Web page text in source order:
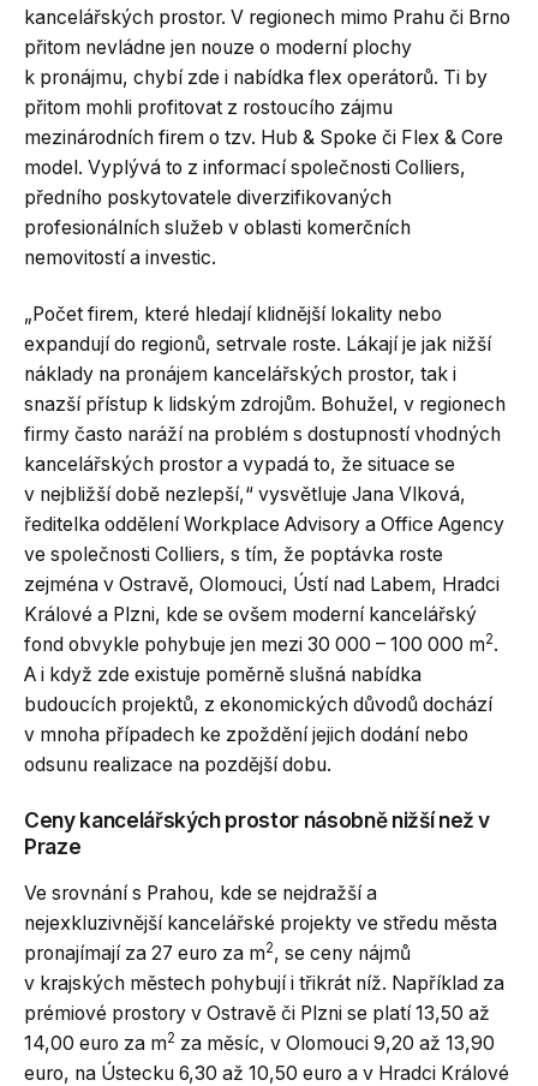
kancelářských prostor. V regionech mimo Prahu či Brno
přitom nevládne jen nouze o moderní plochy
k pronájmu, chybí zde i nabídka flex operátorů. Ti by
přitom mohli profitovat z rostoucího zájmu
mezinárodních firem o tzv. Hub & Spoke či Flex & Core
model. Vyplývá to z informací společnosti Colliers,
předního poskytovatele diverzifikovaných
profesionálních služeb v oblasti komerčních
nemovitostí a investic.
„Počet firem, které hledají klidnější lokality nebo
expandují do regionů, setrvale roste. Lákají je jak nižší
náklady na pronájem kancelářských prostor, tak i
snazší přístup k lidským zdrojům. Bohužel, v regionech
firmy často naráží na problém s dostupností vhodných
kancelářských prostor a vypadá to, že situace se
v nejbližší době nezlepší,“ vysvětluje Jana Vlková,
ředitelka oddělení Workplace Advisory a Office Agency
ve společnosti Colliers, s tím, že poptávka roste
zejména v Ostravě, Olomouci, Ústí nad Labem, Hradci
Králové a Plzni, kde se ovšem moderní kancelářský
fond obvykle pohybuje jen mezi 30 000 – 100 000 m2.
A i když zde existuje poměrně slušná nabídka
budoucích projektů, z ekonomických důvodů dochází
v mnoha případech ke zpoždění jejich dodání nebo
odsunu realizace na pozdější dobu.
Ceny kancelářských prostor násobně nižší než v
Praze
Ve srovnání s Prahou, kde se nejdražší a
nejexkluzivnější kancelářské projekty ve středu města
pronajímají za 27 euro za m2, se ceny nájmů
v krajských městech pohybují i třikrát níž. Například za
prémiové prostory v Ostravě či Plzni se platí 13,50 až
14,00 euro za m2 za měsíc, v Olomouci 9,20 až 13,90
euro, na Ústecku 6,30 až 10,50 euro a v Hradci Králové